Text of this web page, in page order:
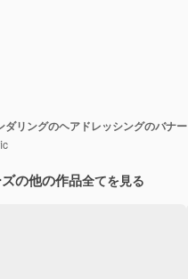
ダリングのヘアドレッシングのバナー
の他の作品全てを見る